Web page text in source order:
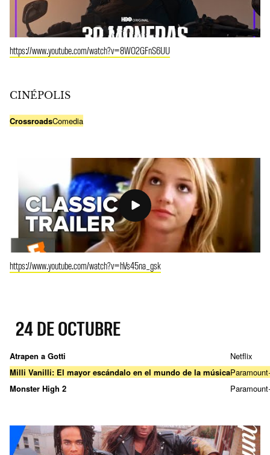
https://www.youtube.com/watch?v=8WO2GFnS6UU
CINÉPOLIS
CrossroadsComedia
https://www.youtube.com/watch?v=hVs45na_gsk
24 DE OCTUBRE
Atrapen a Gotti
Netflix
Milli Vanilli: El mayor escándalo en el mundo de la música
Monster High 2